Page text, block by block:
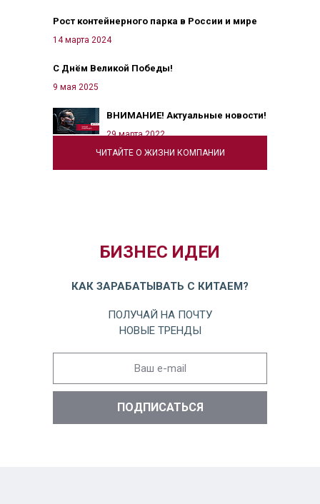
ЧИТАЙТЕ О ЖИЗНИ КОМПАНИИ
Рост контейнерного парка в России и мире
14 марта 2024
С Днём Великой Победы!
9 мая 2025
ВНИМАНИЕ! Актуальные новости!
29 марта 2022
БИЗНЕС ИДЕИ
КАК ЗАРАБАТЫВАТЬ С КИТАЕМ?
ПОЛУЧАЙ НА ПОЧТУ
НОВЫЕ ТРЕНДЫ